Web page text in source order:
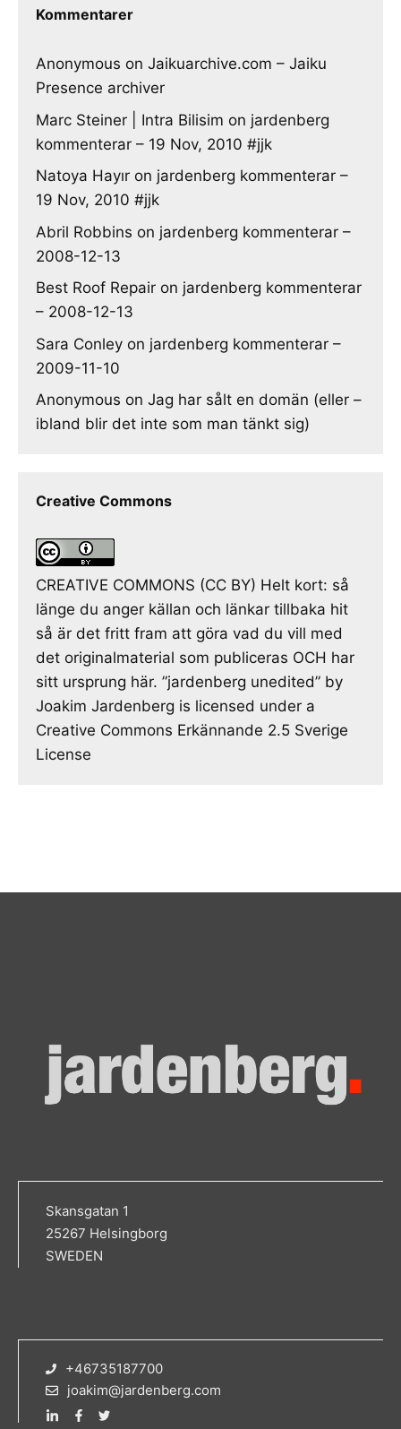
Kommentarer
Anonymous on Jaikuarchive.com – Jaiku
Presence archiver
Marc Steiner | Intra Bilisim on jardenberg
kommenterar – 19 Nov, 2010 #jjk
Natoya Hayır on jardenberg kommenterar –
19 Nov, 2010 #jjk
Abril Robbins on jardenberg kommenterar –
2008-12-13
Best Roof Repair on jardenberg kommenterar
– 2008-12-13
Sara Conley on jardenberg kommenterar –
2009-11-10
Anonymous on Jag har sålt en domän (eller –
ibland blir det inte som man tänkt sig)
Creative Commons
CREATIVE COMMONS (CC BY) Helt kort: så
länge du anger källan och länkar tillbaka hit
så är det fritt fram att göra vad du vill med
det originalmaterial som publiceras OCH har
sitt ursprung här. ”jardenberg unedited” by
Joakim Jardenberg is licensed under a
Creative Commons Erkännande 2.5 Sverige
License
Skansgatan 1
25267 Helsingborg
SWEDEN
+46735187700
joakim@jardenberg.com